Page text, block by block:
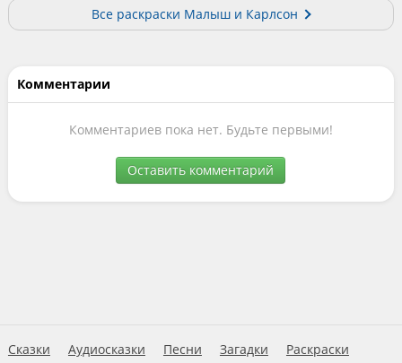
Все раскраски Малыш и Карлсон
Комментарии
Комментариев пока нет. Будьте первыми!
Оставить комментарий
Сказки Аудиосказки Песни Загадки Раскраски